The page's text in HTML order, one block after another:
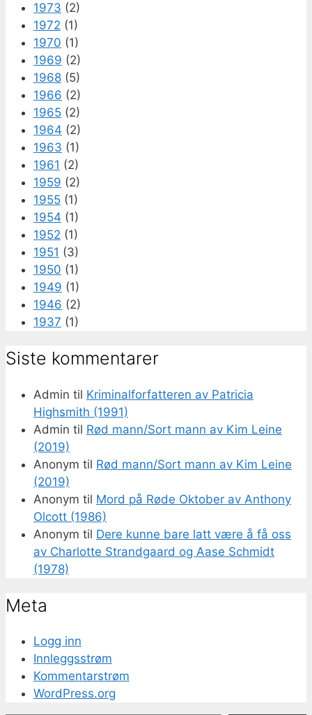
1973 (2)
1972 (1)
1970 (1)
1969 (2)
1968 (5)
1966 (2)
1965 (2)
1964 (2)
1963 (1)
1961 (2)
1959 (2)
1955 (1)
1954 (1)
1952 (1)
1951 (3)
1950 (1)
1949 (1)
1946 (2)
1937 (1)
Siste kommentarer
Admin til Kriminalforfatteren av Patricia
Highsmith (1991)
Admin til Rød mann/Sort mann av Kim Leine
(2019)
Anonym til Rød mann/Sort mann av Kim Leine
(2019)
Anonym til Mord på Røde Oktober av Anthony
Olcott (1986)
Anonym til Dere kunne bare latt være å få oss
av Charlotte Strandgaard og Aase Schmidt
(1978)
Meta
Logg inn
Innleggsstrøm
Kommentarstrøm
WordPress.org